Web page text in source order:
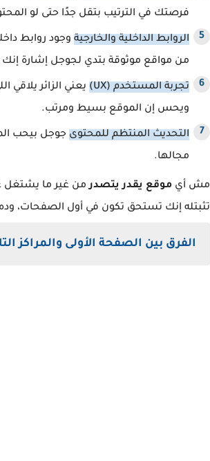
فرصتك في الترتيب بتقل جدًا حتى لو
الروابط الداخلية والخارجية وجود روابط
من مواقع موثوقة بتدي لجوجل إشارة
تجربة المستخدم (UX)
يعني الزائر
ويحس إن الموقع بسيط ومرتب.
التحديث المنتظم للمحتوى جوجل بيحب
مجالها.
مش أي موقع يقدر يتصدرمن غير ما يشتغل
تثبتله إنك تستحق تكون في أول الصفحات،
الفرق بين الصفحة الأولى والمراكز